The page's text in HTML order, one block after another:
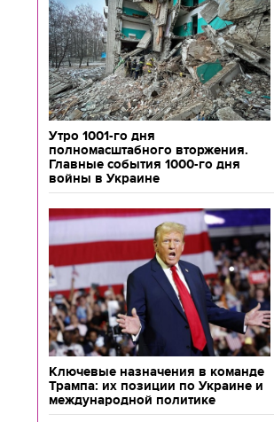
Утро 1001-го дня
полномасштабного вторжения.
Главные события 1000-го дня
войны в Украине
Ключевые назначения в команде
Трампа: их позиции по Украине и
международной политике